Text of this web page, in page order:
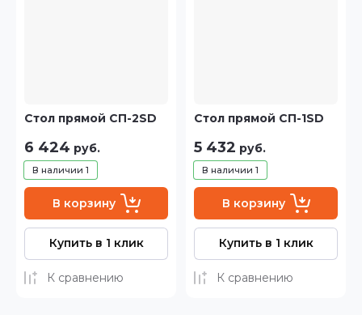
Стол прямой СП-2SD
В наличии 1
6 424 руб.
В корзину
Купить в 1 клик
К сравнению
Стол прямой СП-1SD
В наличии 1
5 432 руб.
В корзину
Купить в 1 клик
К сравнению